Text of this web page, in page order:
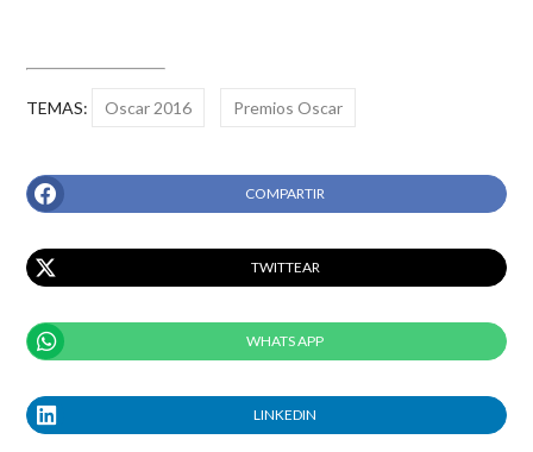
TEMAS: Oscar 2016 Premios Oscar
COMPARTIR
TWITTEAR
WHATS APP
LINKEDIN